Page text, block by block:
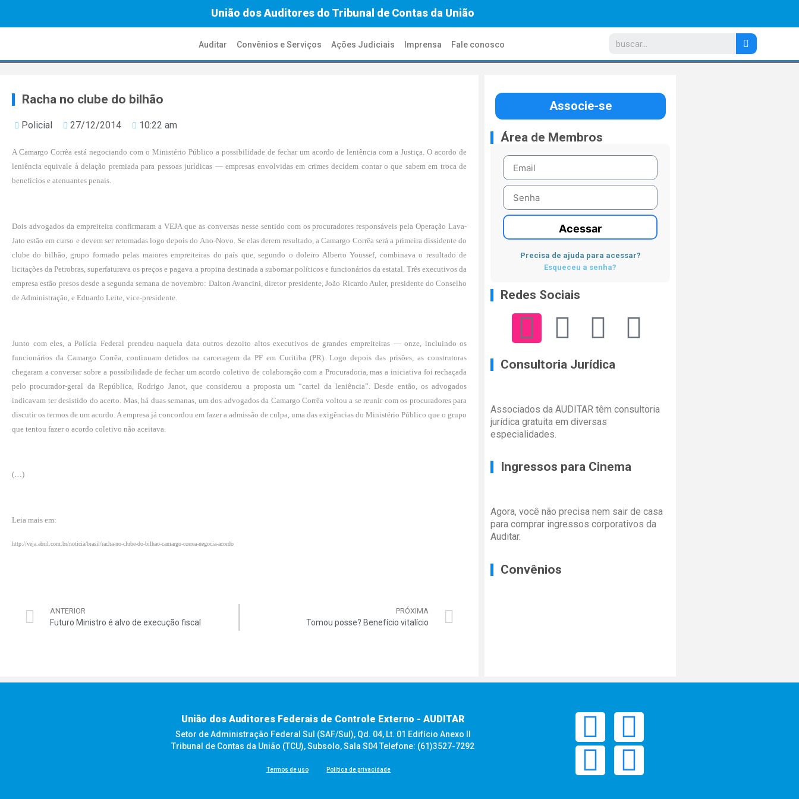
União dos Auditores do Tribunal de Contas da União
Auditar Convênios e Serviços Ações Judiciais Imprensa Fale conosco
Racha no clube do bilhão
Policial 27/12/2014 10:22 am
A Camargo Corrêa está negociando com o Ministério Público a possibilidade de fechar um acordo de leniência com a Justiça. O acordo de
leniência equivale à delação premiada para pessoas jurídicas — empresas envolvidas em crimes decidem contar o que sabem em troca de
benefícios e atenuantes penais.
Dois advogados da empreiteira confirmaram a VEJA que as conversas nesse sentido com os procuradores responsáveis pela Operação Lava-
Jato estão em curso e devem ser retomadas logo depois do Ano-No­vo. Se elas derem resultado, a Camargo Corrêa será a primeira dissidente do
clube do bilhão, grupo formado pelas maiores empreiteiras do país que, segundo o doleiro Alberto Youssef, combinava o resultado de
licitações da Petrobras, superfaturava os preços e pagava a propina destinada a subornar políticos e funcionários da estatal. Três executivos da
empresa estão presos desde a segunda semana de novembro: Dalton Avancini, diretor ­presidente, João Ricardo Auler, presidente do Conselho
de Administração, e Eduardo Leite, vice-presidente.
Junto com eles, a Polícia Federal prendeu naquela data outros dezoito altos executivos de grandes empreiteiras — onze, incluindo os
funcionários da Camargo Corrêa, continuam detidos na carceragem da PF em Curitiba (PR). Logo depois das prisões, as construtoras
chegaram a conversar sobre a possibilidade de fechar um acordo coletivo de colaboração com a Procuradoria, mas a iniciativa foi rechaçada
pelo procurador-geral da República, Rodrigo Janot, que considerou a proposta um “cartel da leniência”. Desde então, os advogados
indicavam ter desistido do acerto. Mas, há duas semanas, um dos advogados da Camargo Corrêa voltou a se reunir com os procuradores para
discutir os termos de um acordo. A empresa já concordou em fazer a admissão de culpa, uma das exigências do Ministério Público que o grupo
que tentou fazer o acordo coletivo não aceitava.
(…)
Leia mais em:
http://veja.abril.com.br/noticia/brasil/racha-no-clube-do-bilhao-camargo-correa-negocia-acordo
ANTERIOR
Futuro Ministro é alvo de execução fiscal
PRÓXIMA
Tomou posse? Benefício vitalício
Associe-se
Área de Membros
Acessar
Precisa de ajuda para acessar?
Esqueceu a senha?
Redes Sociais
Consultoria Jurídica
Associados da AUDITAR têm consultoria
jurídica gratuita em diversas
especialidades.
Ingressos para Cinema
Agora, você não precisa nem sair de casa
para comprar ingressos corporativos da
Auditar.
Convênios
União dos Auditores Federais de Controle Externo - AUDITAR
Setor de Administração Federal Sul (SAF/Sul), Qd. 04, Lt. 01 Edifício Anexo II
Tribunal de Contas da União (TCU), Subsolo, Sala S04 Telefone: (61)3527-7292
Termos de uso Política de privacidade